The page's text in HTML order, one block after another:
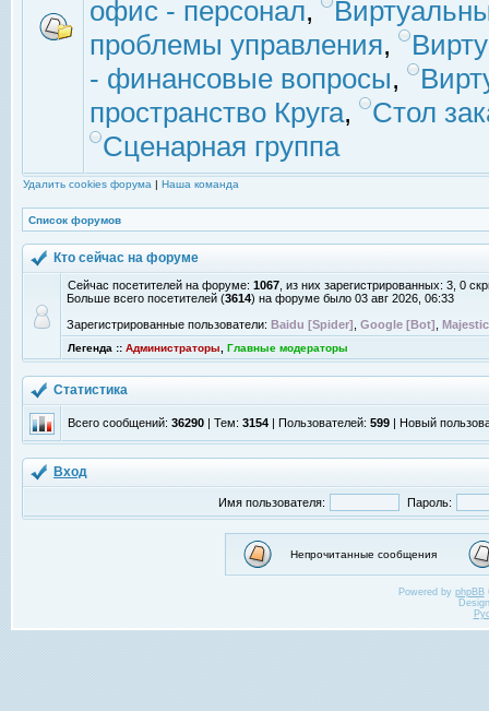
офис - персонал,
проблемы управления,
- финансовые вопросы,
пространство Круга,
Стол
Сценарная группа
Удалить cookies форума | Наша команда
Список форумов
Кто сейчас на форуме
Сейчас посетителей на форуме: 1067 , из них зарегистрированных: 3, 0
Больше всего посетителей (3614) на форуме было 03 авг 2026, 06:33
Зарегистрированные пользователи: Baidu [Spider] Google [Bot]
Легенда :: Администраторы Главные модераторы
Статистика
Всего сообщений: 36290 | Тем: 3154 | Пользователей: 599 | Новый
Вход
Имя пользователя: Пароль:
Непрочитанные сообщения
Powered by phpBB